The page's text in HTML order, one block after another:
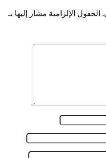
الحقول الإلزامية مشار إليها بـ